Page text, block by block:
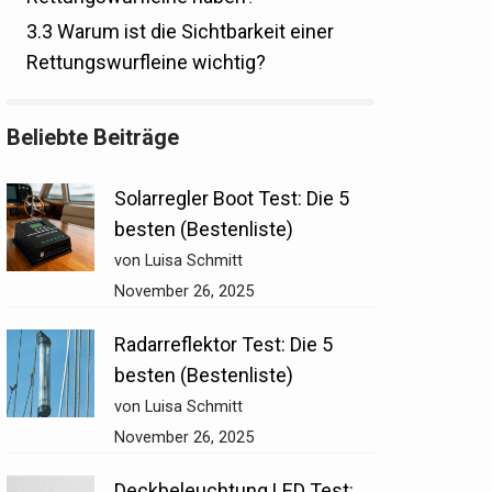
3.3 Warum ist die Sichtbarkeit einer
Rettungswurfleine wichtig?
Beliebte Beiträge
Solarregler Boot Test: Die 5
besten (Bestenliste)
von Luisa Schmitt
November 26, 2025
Radarreflektor Test: Die 5
besten (Bestenliste)
von Luisa Schmitt
November 26, 2025